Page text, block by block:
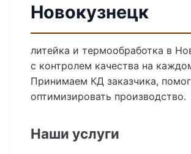
Новокузнецк
литейка и термообработка в
с контролем качества на
Принимаем КД заказчика,
оптимизировать производство.
Наши услуги